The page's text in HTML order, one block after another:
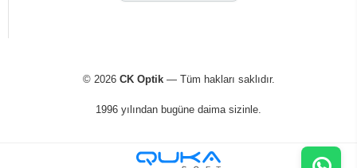
© 2026 CK Optik— Tüm hakları saklıdır.
1996 yılından bugüne daima sizinle.